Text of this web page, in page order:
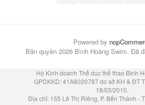
Powered by
Bản quyền 2026 Bình Hoàng Swim. Đã
Hộ Kinh doanh Thể dục thể thao Bình
GPDKKD: 41A8020787 do sở KH & ĐT
18/03/2010.
Địa chỉ: 155 Lê Thị Riêng, P. Bến Thành -